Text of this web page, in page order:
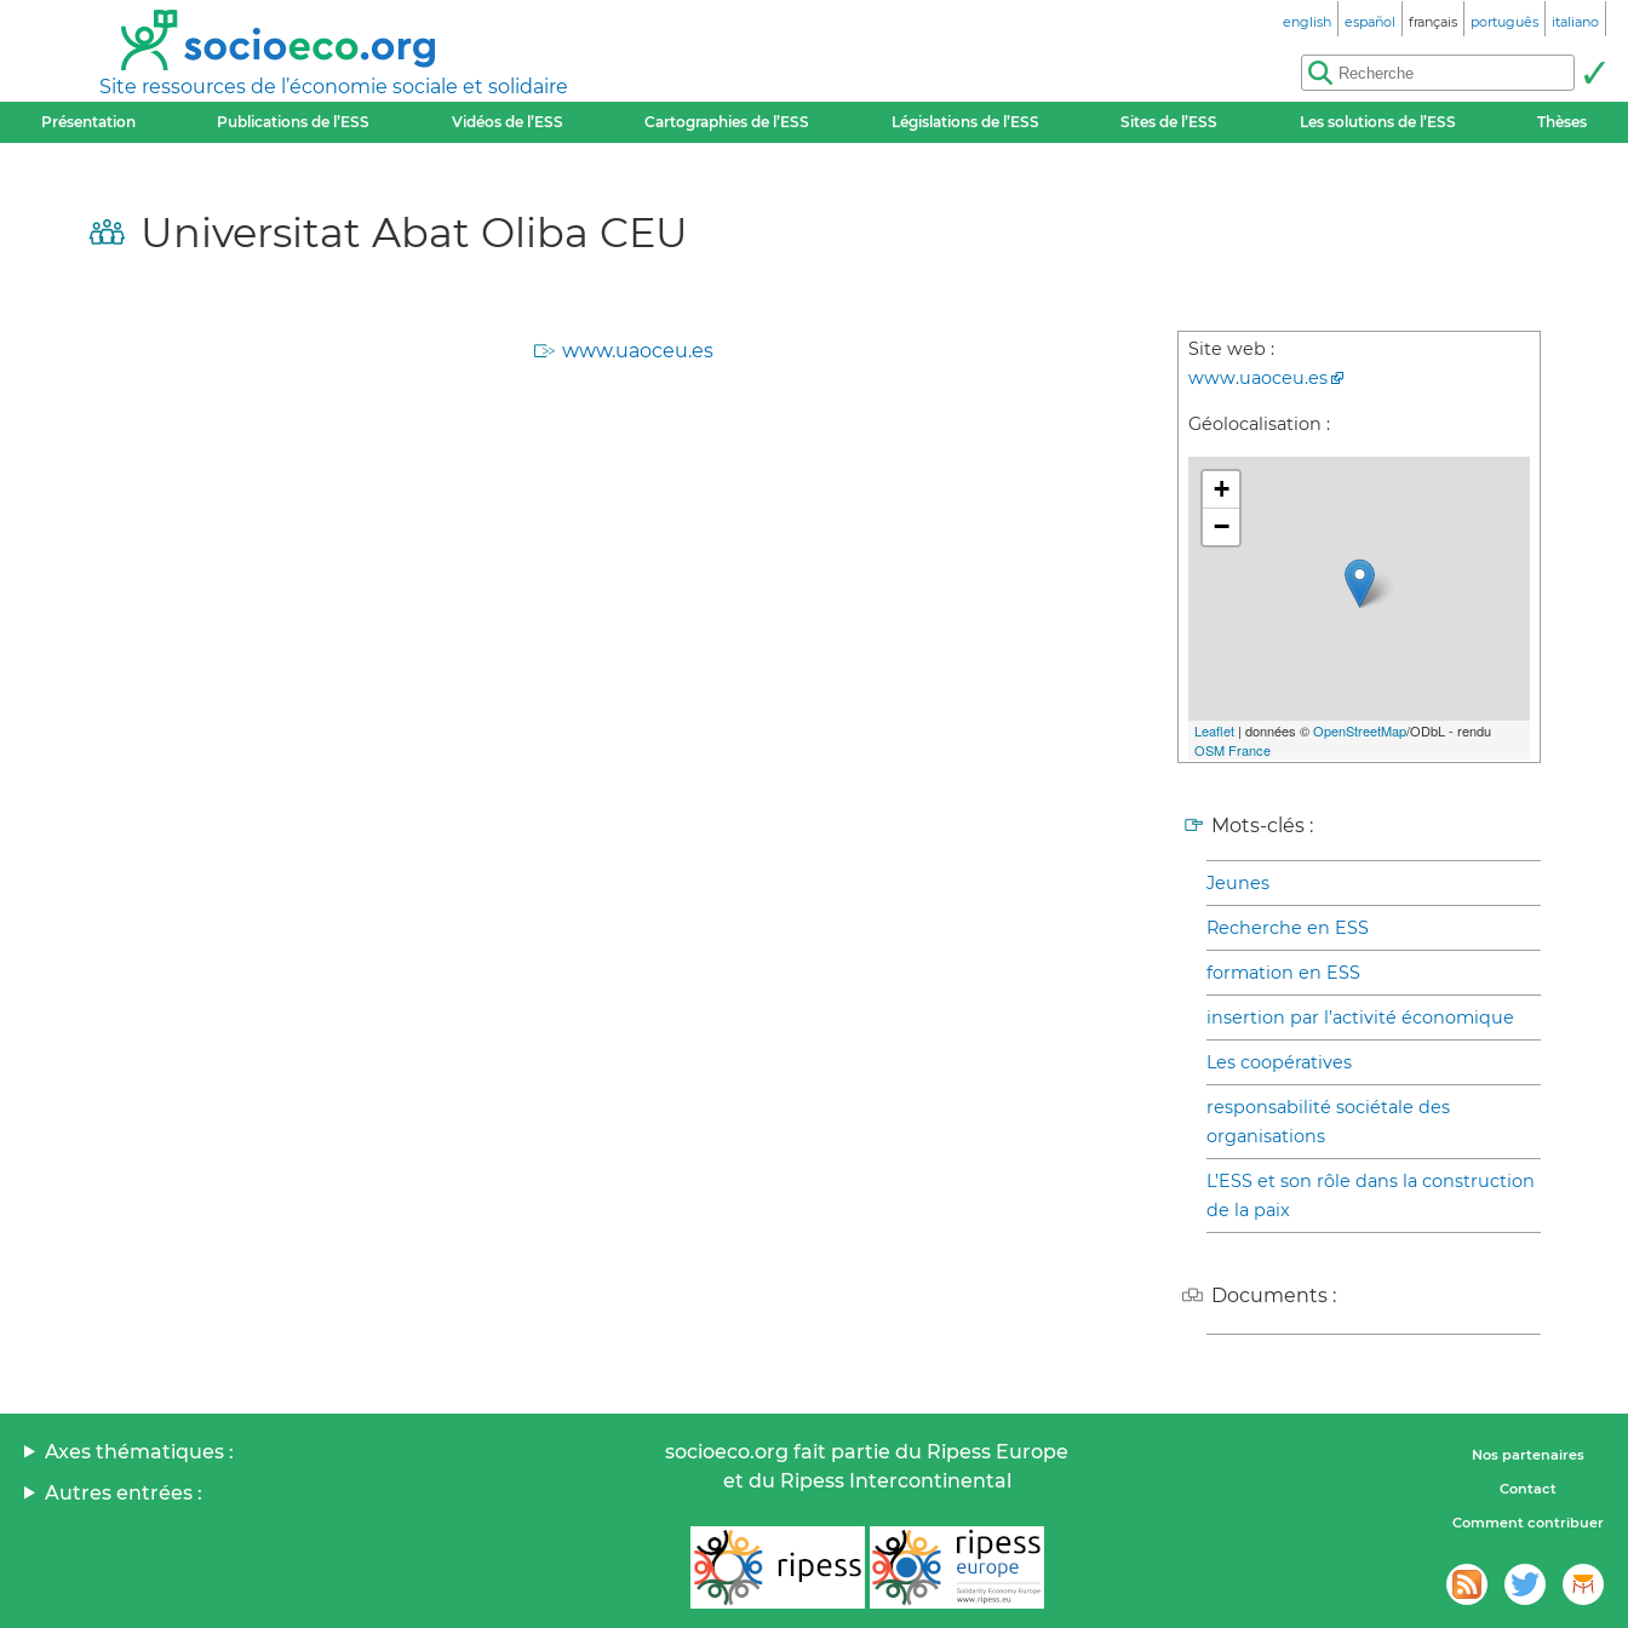
Site ressources de l’économie sociale et solidaire
english español français português italiano
Présentation Publications de l’ESS Vidéos de l’ESS Cartographies de l’ESS Législations de l’ESS Sites de l’ESS Les solutions de l’ESS Thèses
Universitat Abat Oliba CEU
www.uaoceu.es
Site web :
www.uaoceu.es
Géolocalisation :
+
−
Leaflet | données ©OpenStreetMap/ODbL - rendu
OSM France
Mots-clés :
Jeunes
Recherche en ESS
formation en ESS
insertion par l’activité économique
Les coopératives
responsabilité sociétale des
organisations
L’ESS et son rôle dans la construction
de la paix
Documents :
Axes thématiques :
Autres entrées :
socioeco.org fait partie du Ripess Europe
et du Ripess Intercontinental
Nos partenaires
Contact
Comment contribuer